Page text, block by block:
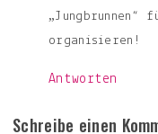
„Jungbrunnen“
organisieren!
Antworten
Schreibe einen